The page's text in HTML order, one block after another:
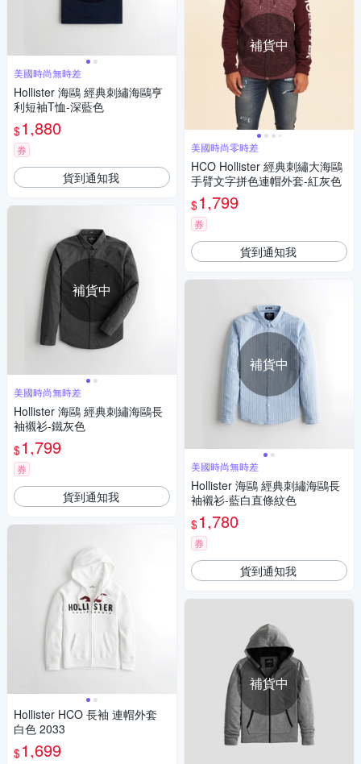
美國時尚無時差
Hollister 海鷗 經典刺繡海鷗亨
利短袖T恤-深藍色
$1,880
券
貨到通知我
補貨中
美國時尚無時差
Hollister 海鷗 經典刺繡海鷗長
袖襯衫-鐵灰色
$1,799
券
貨到通知我
Hollister HCO 長袖 連帽外套
白色 2033
$1,699
補貨中
美國時尚零時差
HCO Hollister 經典刺繡大海鷗
手臂文字拼色連帽外套-紅灰色
$1,799
券
貨到通知我
補貨中
美國時尚無時差
Hollister 海鷗 經典刺繡海鷗長
袖襯衫-藍白直條紋色
$1,780
券
貨到通知我
補貨中